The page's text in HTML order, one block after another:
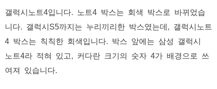
갤럭시노트4입니다. 노트4 박스는 회색 박스로 바뀌었습
니다. 갤럭시S5까지는 누리끼리한 박스였는데, 갤럭시노트
4 박스는 칙칙한 회색입니다. 박스 앞에는 삼성 갤럭시
노트4라 적혀 있고, 커다란 크기의 숫자 4가 배경으로 쓰
여져 있습니다.